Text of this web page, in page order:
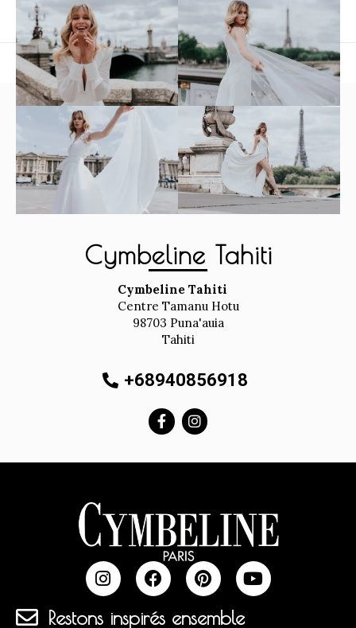
Cymbeline Tahiti
Cymbeline Tahiti
Centre Tamanu Hotu
98703Puna'auia
Tahiti
+68940856918
Restons inspirés ensemble
nouveautés en avant-première en vous abonnant à notre